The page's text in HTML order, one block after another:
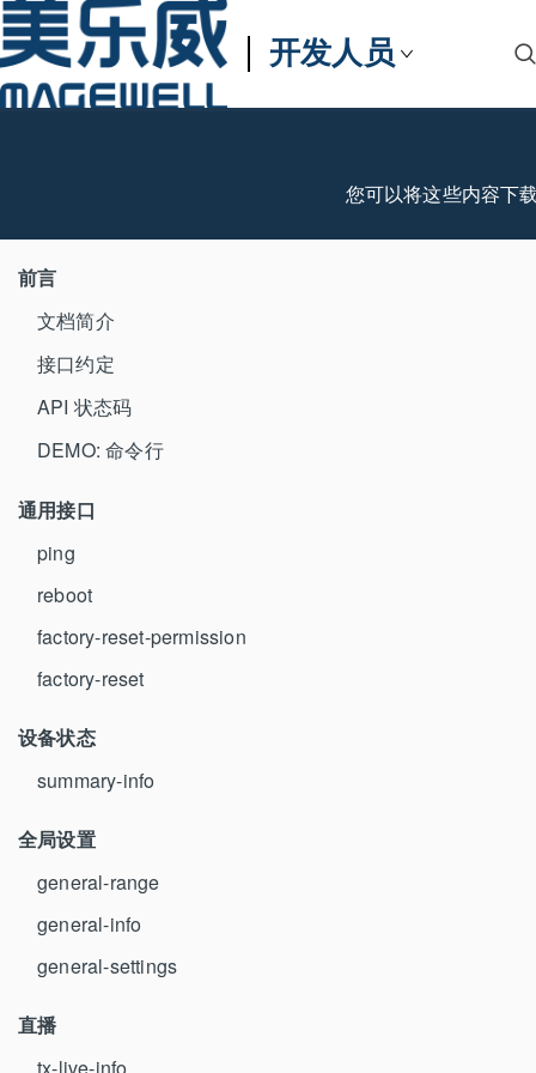
开发人员
您可以将这些内容下
前言
文档简介
接口约定
API 状态码
DEMO: 命令行
通用接口
ping
reboot
factory-reset-permission
factory-reset
设备状态
summary-info
全局设置
general-range
general-info
general-settings
直播